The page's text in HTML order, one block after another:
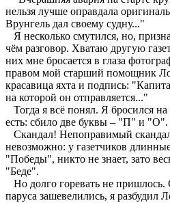
нельзя лучше оправдала
Врунгель дал своему судну..."
Я несколько смутился, но,
чём разговор. Хватаю другую
них мне бросается в глаза
правом мой старший помощник
красавица яхта и подпись:
на которой он отправляется..."
Тогда я всё понял. Я бросился
есть: сбило две буквы – "П" и "О".
Скандал! Непоправимый
невозможно: у газетчиков
"Победы", никто не знает, зато
"Беде".
Но долго горевать не пришлось.
паруса зашевелились, я разбудил